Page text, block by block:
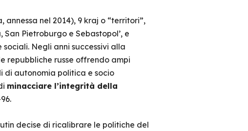
nel 2014), 9 kraj o “territori”,
Pietroburgo e Sebastopol’, e
Negli anni successivi alla
repubbliche russe offrendo ampi
di autonomia politica e socio
minacciare l’integrità della
decise di ricalibrare le politiche del